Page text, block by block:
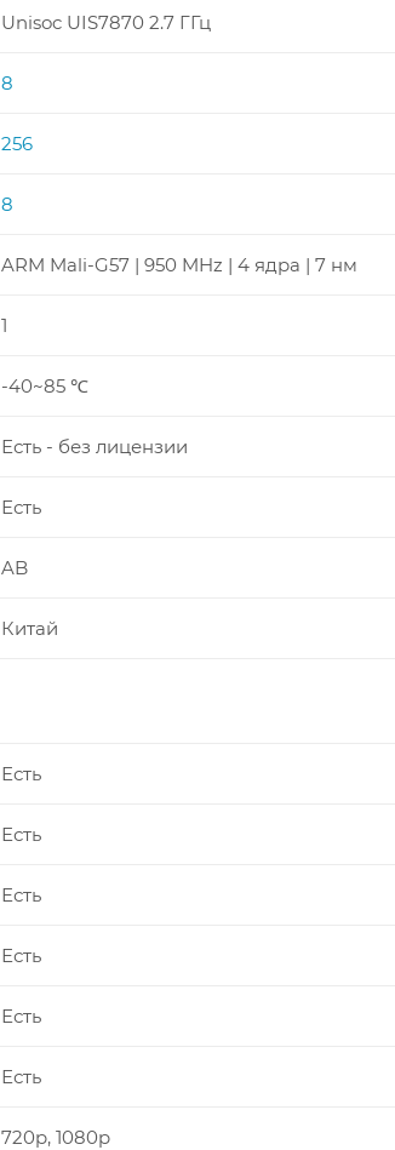
Unisoc UIS7870 2.7 ГГц
8
256
8
ARM Mali-G57 | 950 MHz | 4 ядра | 7 нм
1
-40~85 ℃
Есть - без лицензии
Есть
AB
Китай
Есть
Есть
Есть
Есть
Есть
Есть
720p, 1080p